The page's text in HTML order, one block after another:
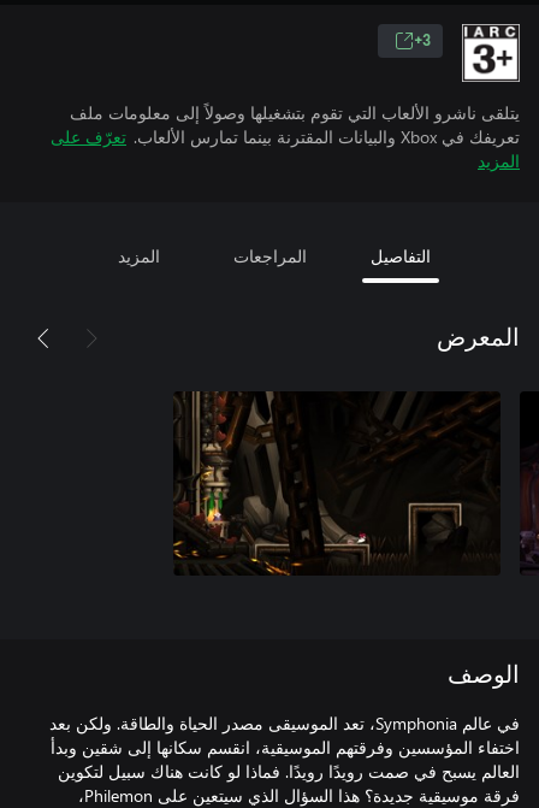
3+
يتلقى ناشرو الألعاب التي تقوم بتشغيلها وصولاً إلى معلومات ملف
تعريفك في Xbox والبيانات المقترنة بينما تمارس الألعاب.
تعرّف على
المزيد
التفاصيل المراجعات المزيد
المعرض
الوصف
في عالم Symphonia، تعد الموسيقى مصدر الحياة والطاقة. ولكن بعد
اختفاء المؤسسين وفرقتهم الموسيقية، انقسم سكانها إلى شقين وبدأ
العالم يسبح في صمت رويدًا رويدًا. فماذا لو كانت هناك سبيل لتكوين
فرقة موسيقية جديدة؟ هذا السؤال الذي سيتعين على Philemon،